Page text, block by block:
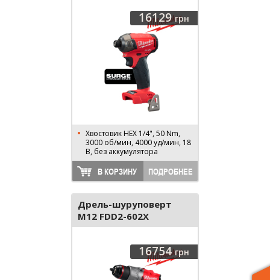
16129грн
Хвостовик HEX 1/4", 50 Nm,
3000 об/мин, 4000 уд/мин, 18
В, без аккумулятора
В КОРЗИНУ ПОДРОБНЕЕ
Дрель-шуруповерт
M12 FDD2-602X
4933479875
16754грн